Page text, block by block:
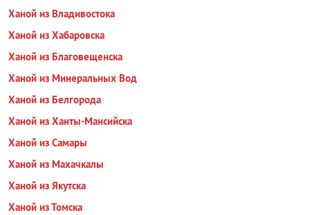
Ханой из Владивостока
Ханой из Хабаровска
Ханой из Благовещенска
Ханой из Минеральных Вод
Ханой из Белгорода
Ханой из Ханты-Мансийска
Ханой из Самары
Ханой из Махачкалы
Ханой из Якутска
Ханой из Томска